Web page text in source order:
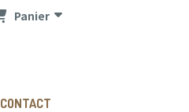
Panier
CONTACT